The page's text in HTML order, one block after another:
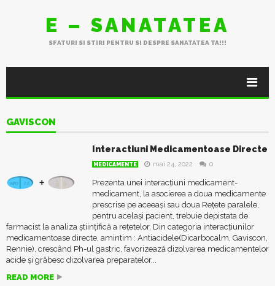
E – SANATATEA
SFATURI SI STIRI PENTRU SI DESPRE SANATATEA TA!!!
GAVISCON
Interactiuni Medicamentoase Directe
MEDICAMENTE mai 24, 2022 0
Prezenta unei interacțiuni medicament-
medicament, la asocierea a doua medicamente
prescrise pe aceeași sau doua Rețete paralele,
pentru același pacient, trebuie depistata de
farmacist la analiza științifică a rețetelor. Din categoria interacțiunilor
medicamentoase directe, amintim : Antiacidele(Dicarbocalm, Gaviscon,
Rennie), crescând Ph-ul gastric, favorizează dizolvarea medicamentelor
acide și grăbesc dizolvarea preparatelor...
READ MORE